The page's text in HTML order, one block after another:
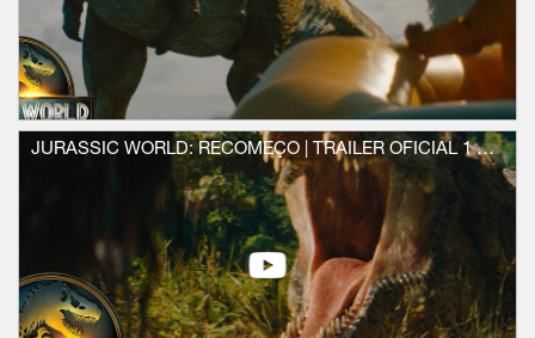
A atriz indicada ao Oscar, Scarlett
Johansson, interpreta a experiente
especialista em operações secretas Zora
Bennett, contratada para liderar uma equipe
talentosa em uma missão ultrassecreta para
garantir material genético dos três maiores
dinossauros do mundo. Quando a operação
de Zora encontra uma família civil cuja
viagem de barco foi interrompida por
dinossauros aquáticos saqueadores, todos
eles acabam presos em uma ilha, cara a
cara com uma descoberta sinistra e
chocante, oculta do mundo há décadas.
JURASSIC WORLD: RECOMEÇO | TRAILER OFICIAL 1 (UNIVERSAL STUDIOS) - HD